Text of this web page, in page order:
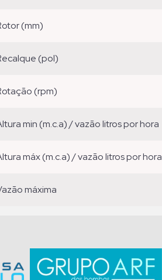
rotor (mm)
recalque (pol)
rotação (rpm)
altura min (m.c.a) / vazão litros por hora
altura máx (m.c.a) / vazão litros por hora
vazão máxima